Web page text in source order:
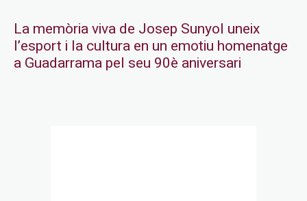
La memòria viva de Josep Sunyol uneix
l’esport i la cultura en un emotiu homenatge
a Guadarrama pel seu 90è aniversari